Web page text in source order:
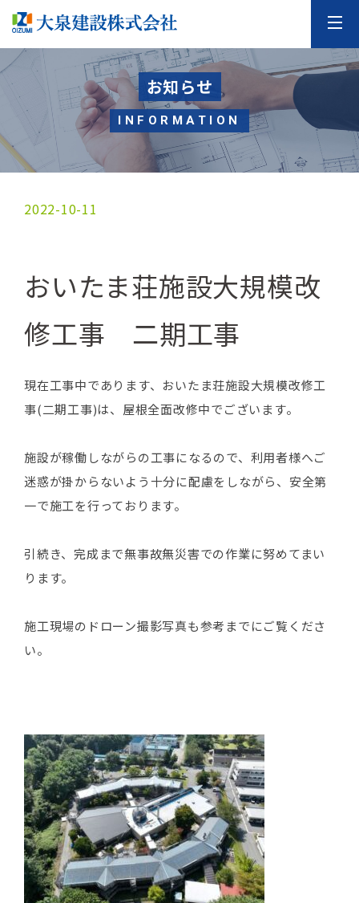
お知らせ
INFORMATION
2022-10-11
おいたま荘施設大規模改
修工事 二期工事
現在工事中であります、おいたま荘施設大規模改修工
事(二期工事)は、屋根全面改修中でございます。
施設が稼働しながらの工事になるので、利用者様へご
迷惑が掛からないよう十分に配慮をしながら、安全第
一で施工を行っております。
引続き、完成まで無事故無災害での作業に努めてまい
ります。
施工現場のドローン撮影写真も参考までにご覧くださ
い。